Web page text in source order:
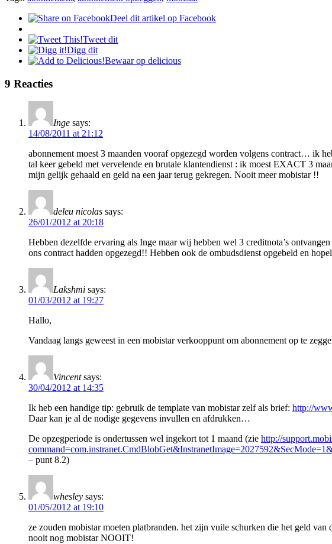
Deel dit artikel op Facebook
Tweet dit
Digg dit
Bewaar op delicious
9 Reacties
Inge says:
14/08/2011 at 21:12
abonnement moest 3 maanden vooraf opgezegd worden volgens contract… ik
tal keer gebeld met vervelende en brutale klantendienst : ik moest EXACT 3
mijn gelijk gehaald en geld na een jaar terug gekregen. Nooit meer mobistar !!
deleu nicolas says:
26/01/2012 at 20:18
Hebben dezelfde ervaring als Inge maar wij hebben wel 3 creditnota’s
ons contract hadden opgezegd!! Hebben ook de ombudsdienst opgebeld en
Lakshmi says:
01/03/2012 at 19:27
Hallo,
Vandaag langs geweest in een mobistar verkooppunt om abonnement op te
Vincent says:
30/04/2012 at 14:35
Ik heb een handige tip: gebruik de template van mobistar zelf als brief: http://
Daar kan je al de nodige gegevens invullen en afdrukken…
De opzegperiode is ondertussen wel ingekort tot 1 maand (zie http://
– punt 8.2)
whesley says:
01/05/2012 at 19:10
ze zouden mobistar moeten platbranden. het zijn vuile schurken die het geld van
nooit nog mobistar NOOIT!